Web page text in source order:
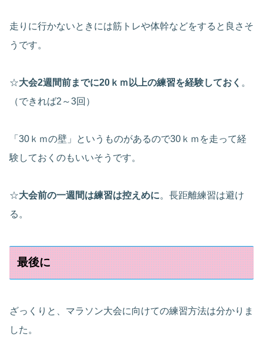
走りに行かないときには筋トレや体幹などをすると良さそ
うです。
☆大会2週間前までに20ｋｍ以上の練習を経験しておく 。
（できれば2～3回）
「30ｋｍの壁」というものがあるので30ｋｍを走って経
験しておくのもいいそうです。
☆大会前の一週間は練習は控えめに。長距離練習は避け
る。
最後に
ざっくりと、マラソン大会に向けての練習方法は分かりま
した。